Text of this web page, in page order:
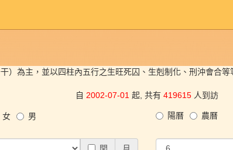
）為主，並以四柱內五行之生旺死囚、生剋制化、刑沖會合
自 2002-07-01 起, 共有 419615 人到訪
女 男 陽曆 農曆
閏 月